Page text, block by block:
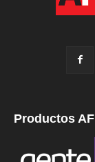
Productos AF